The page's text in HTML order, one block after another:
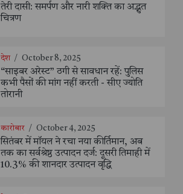
तेरी दासी: समर्पण और नारी शक्ति का अद्भुत
चित्रण
देश / October 8, 2025
“साइबर अरेस्ट” ठगी से सावधान रहें: पुलिस
कभी पैसों की मांग नहीं करती - सीए ज्योति
तोरानी
कारोबार / October 4, 2025
सितंबर में मॉयल ने रचा नया कीर्तिमान, अब
तक का सर्वश्रेष्ठ उत्पादन दर्ज: दूसरी तिमाही में
10.3% की शानदार उत्पादन वृद्धि